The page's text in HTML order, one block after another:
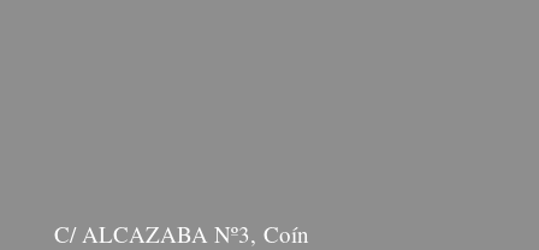
C/ ALCAZABA Nº3, Coín